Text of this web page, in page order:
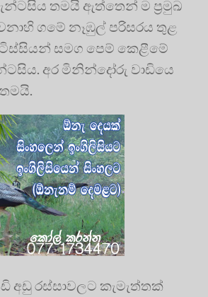
තමයි ඇත්තෙන් ම ප්‍රමුඛ
ගමේ නෑඹුල් පරිසරය තුළ
සමග පෙම් කෙළීමේ
අර මිනින්දෝරු වාඩියෙ
අඩු රස්සාවලට කැමැත්තක්